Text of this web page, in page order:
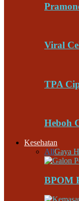
Viral
TPA
Heboh
Kesehatan
AllGaya
BPOM